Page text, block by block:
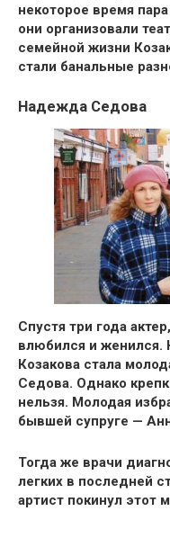
некоторое время пара
они организовали
семейной жизни
стали банальные
Надежда Седова
Спустя три года актер,
влюбился и женился.
Козакова стала
Седова. Однако
нельзя. Молодая
бывшей супруге —
Тогда же врачи
легких в последней
артист покинул этот